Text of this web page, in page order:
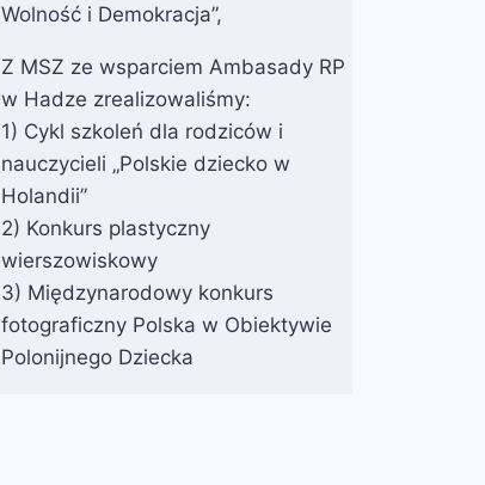
Wolność i Demokracja”,
Z MSZ ze wsparciem Ambasady RP
w Hadze zrealizowaliśmy:
1) Cykl szkoleń dla rodziców i
nauczycieli „Polskie dziecko w
Holandii”
2) Konkurs plastyczny
wierszowiskowy
3) Międzynarodowy konkurs
fotograficzny Polska w Obiektywie
Polonijnego Dziecka